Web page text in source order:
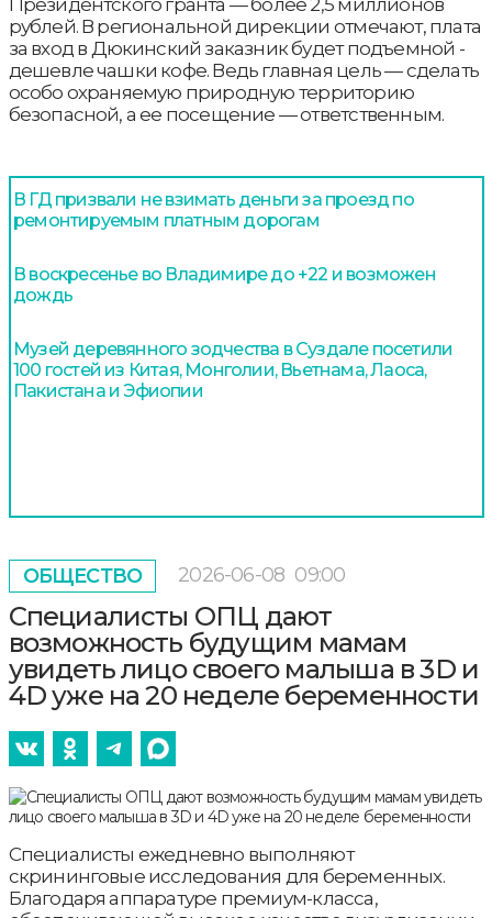
рублей. В региональной дирекции отмечают, плата
за вход в Дюкинский заказник будет подъемной -
дешевле чашки кофе. Ведь главная цель — сделать
особо охраняемую природную территорию
безопасной, а ее посещение — ответственным.
В ГД призвали не взимать деньги за проезд по
ремонтируемым платным дорогам
В воскресенье во Владимире до +22 и возможен
дождь
Музей деревянного зодчества в Суздале посетили
100 гостей из Китая, Монголии, Вьетнама, Лаоса,
Пакистана и Эфиопии
ОБЩЕСТВО 2026-06-08 09:00
Специалисты ОПЦ дают
возможность будущим мамам
увидеть лицо своего малыша в 3D и
4D уже на 20 неделе беременности
Специалисты ежедневно выполняют
скрининговые исследования для беременных.
Благодаря аппаратуре премиум-класса,